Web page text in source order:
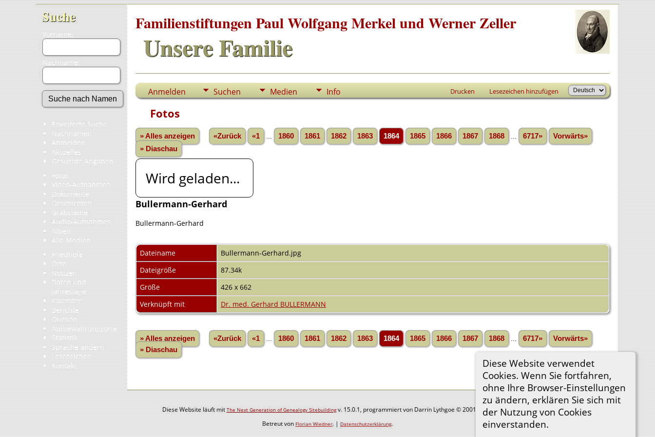
Suche
Vorname:
Nachname:
Erweiterte Suche
Nachnamen
Anmelden
Aktuelles
Gesuchte Angaben
Fotos
Video-Aufnahmen
Dokumente
Geschichten
Grabsteine
Audio-Aufnahmen
Alben
Alle Medien
Friedhöfe
Orte
Notizen
Daten und
Jahrestage
Kalender
Berichte
Quellen
Aufbewahrungsorte
Statistik
Sprache ändern
Lesezeichen
Kontakt
Familienstiftungen Paul Wolfgang Merkel und Werner Zeller
Unsere Familie
Anmelden Suchen Medien Info Drucken Lesezeichen hinzufügen
Diese Website verwendet
Cookies. Wenn Sie fortfahren,
ohne Ihre Browser-Einstellungen
zu ändern, erklären Sie sich mit
der Nutzung von Cookies
einverstanden.
Fotos
» Alles anzeigen «Zurück «1 1860 1861 1862 1863 1864 1865 1866 1867 1868 6717»
Vorwärts»
» Diaschau
Wird geladen...
Bullermann-Gerhard
Bullermann-Gerhard
Dateiname
Bullermann-Gerhard.jpg
Dateigröße
87.34k
Größe
426 x 662
Verknüpft mit
Dr. med. Gerhard BULLERMANN
» Alles anzeigen «Zurück «1 1860 1861 1862 1863 1864 1865 1866 1867 1868 6717»
Vorwärts»
» Diaschau
Diese Website läuft mitThe Next Generation of Genealogy Sitebuildingv. 15.0.1, programmiert von Darrin Lythgoe © 2001-2026.
Betreut vonFlorian Wiedner. |Datenschutzerklärung.